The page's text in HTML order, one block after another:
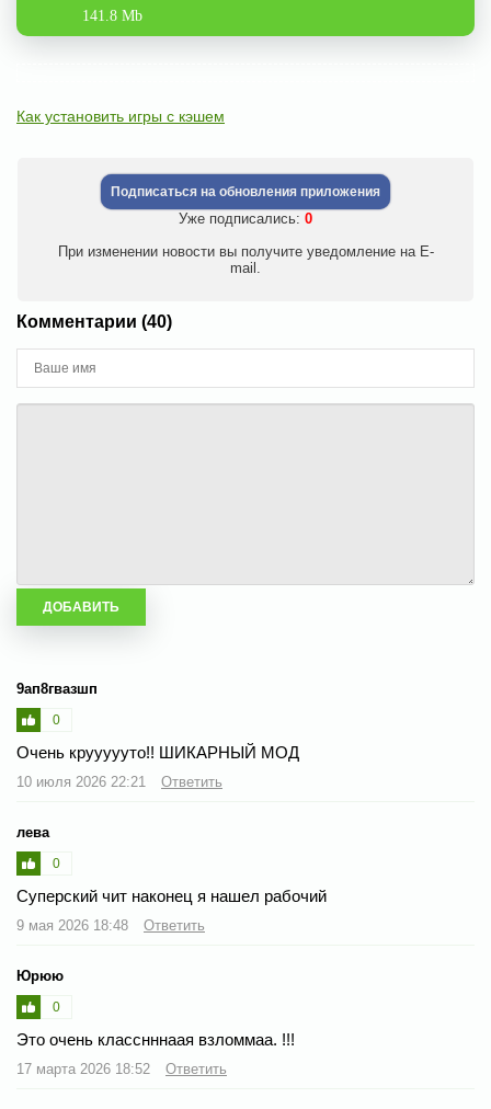
141.8 Mb
Как установить игры с кэшем
Подписаться на обновления приложения
Уже подписались: 0
При изменении новости вы получите уведомление на E-
mail.
Комментарии (40)
9ап8гвазшп
0
Очень круууууто!! ШИКАРНЫЙ МОД
10 июля 2026 22:21 Ответить
лева
0
Суперский чит наконец я нашел рабочий
9 мая 2026 18:48 Ответить
Юрюю
0
Это очень класснннаая взломмаа. !!!
17 марта 2026 18:52 Ответить